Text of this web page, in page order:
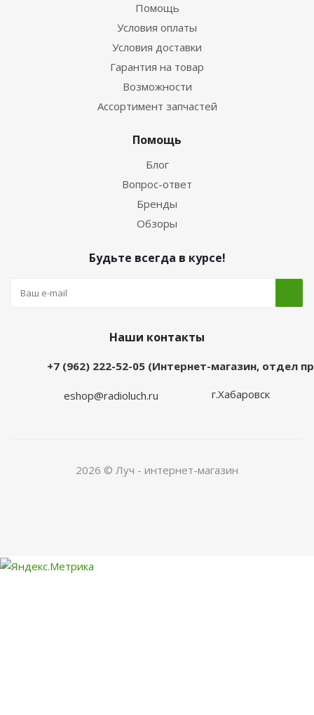
Помощь
Условия оплаты
Условия доставки
Гарантия на товар
Возможности
Ассортимент запчастей
Помощь
Блог
Вопрос-ответ
Бренды
Обзоры
Будьте всегда в курсе!
Наши контакты
+7 (962) 222-52-05 (Интернет-магазин, отдел
eshop@radioluch.ru г.Хабаровск
2026 © Луч - интернет-магазин